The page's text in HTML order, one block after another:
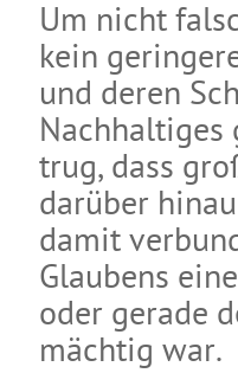
Um nicht
kein
und deren
Nachhaltiges
trug, dass
darüber
damit
Glaubens
oder gerade
mächtig war.